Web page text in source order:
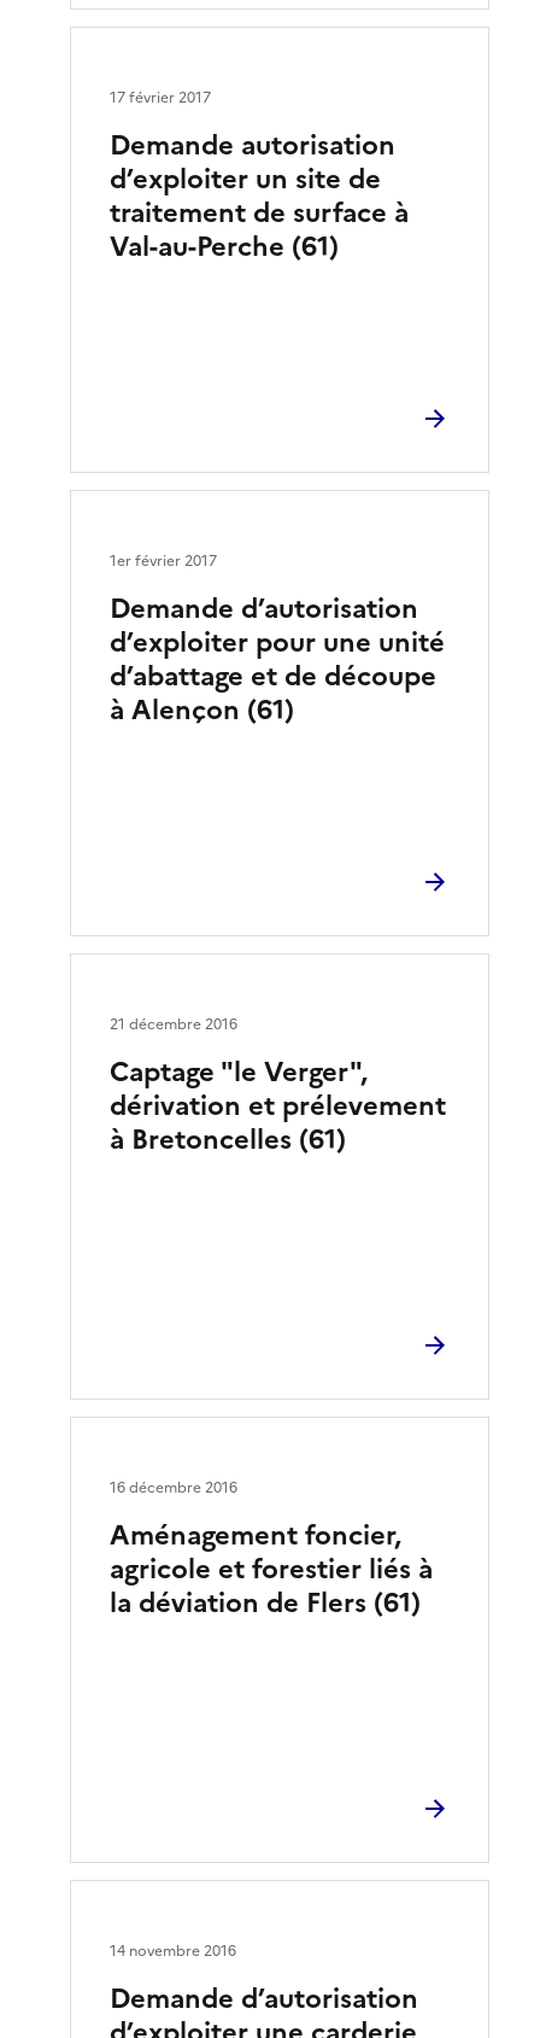
Demande autorisation
d’exploiter un site de
traitement de surface à
Val-au-Perche (61)
17 février 2017
Demande d’autorisation
d’exploiter pour une unité
d’abattage et de découpe
à Alençon (61)
1er février 2017
Captage "le Verger",
dérivation et prélevement
à Bretoncelles (61)
21 décembre 2016
Aménagement foncier,
agricole et forestier liés à
la déviation de Flers (61)
16 décembre 2016
Demande d’autorisation
14 novembre 2016